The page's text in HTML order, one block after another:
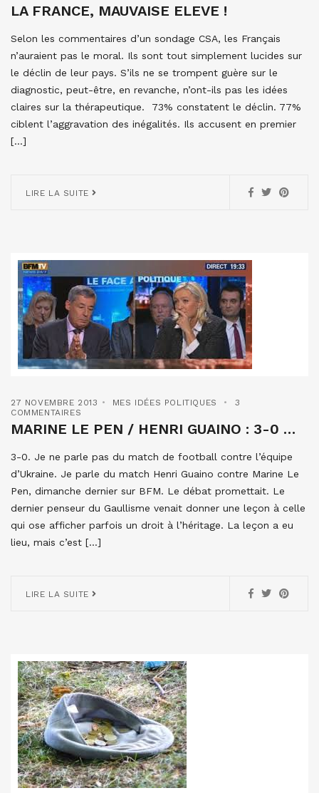
LA FRANCE, MAUVAISE ELEVE !
Selon les commentaires d’un sondage CSA, les Français
n’auraient pas le moral. Ils sont tout simplement lucides sur
le déclin de leur pays. S’ils ne se trompent guère sur le
diagnostic, peut-être, en revanche, n’ont-ils pas les idées
claires sur la thérapeutique. 73% constatent le déclin. 77%
ciblent l’aggravation des inégalités. Ils accusent en premier
[…]
LIRE LA SUITE
27 NOVEMBRE 2013 MES IDÉES POLITIQUES
3
COMMENTAIRES
MARINE LE PEN / HENRI GUAINO : 3-0 …
3-0. Je ne parle pas du match de football contre l’équipe
d’Ukraine. Je parle du match Henri Guaino contre Marine Le
Pen, dimanche dernier sur BFM. Le débat promettait. Le
dernier penseur du Gaullisme venait donner une leçon à celle
qui ose afficher parfois un droit à l’héritage. La leçon a eu
lieu, mais c’est […]
LIRE LA SUITE